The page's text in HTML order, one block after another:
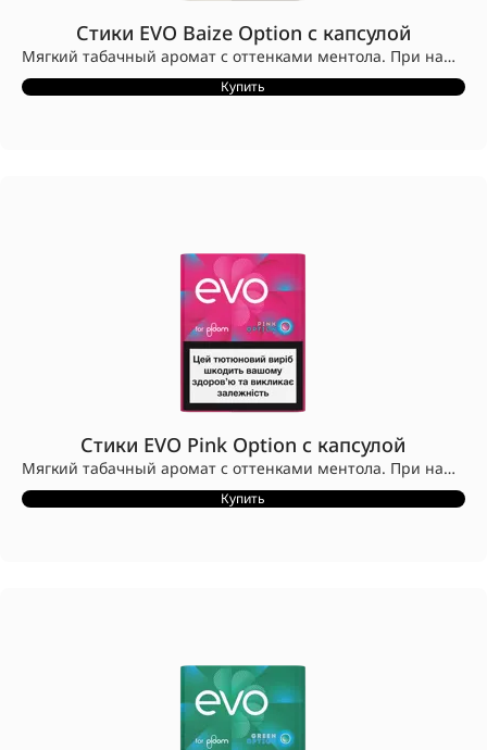
Стики EVO Baize Option с капсулой
Мягкий табачный аромат с оттенками ментола. При нажатии капсулы добавляются насыщенные грушевые нотки.
Стики EVO разработаны для устройств Ploom.
Конструкция стиков EVO с заглушкой CleanSeal™ предотвращает попадание табака в устройство.
Купить
Стики EVO Pink Option с капсулой
Мягкий табачный аромат с оттенками ментола. При нажатии капсулы добавляются освежающие арбузные нотки.
Стики EVO разработаны для устройств Ploom.
Конструкция стиков EVO с заглушкой CleanSeal™ предотвращает попадание табака в устройство.
Купить